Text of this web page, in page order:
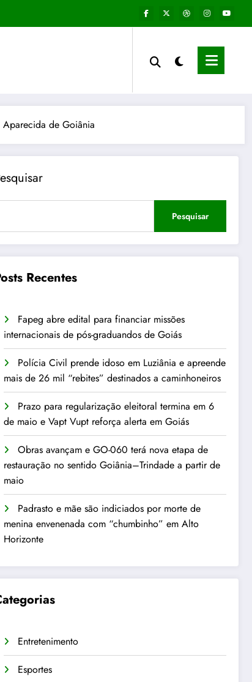
de Goiânia
Pesquisar
Recentes
Fapeg abre edital para financiar missões
internacionais de pós-graduandos de Goiás
Polícia Civil prende idoso em Luziânia e apreende
mais de 26 mil “rebites” destinados a caminhoneiros
Prazo para regularização eleitoral termina em 6
de maio e Vapt Vupt reforça alerta em Goiás
Obras avançam e GO-060 terá nova etapa de
restauração no sentido Goiânia–Trindade a partir de
maio
Padrasto e mãe são indiciados por morte de
menina envenenada com “chumbinho” em Alto
Horizonte
Entretenimento
Esportes